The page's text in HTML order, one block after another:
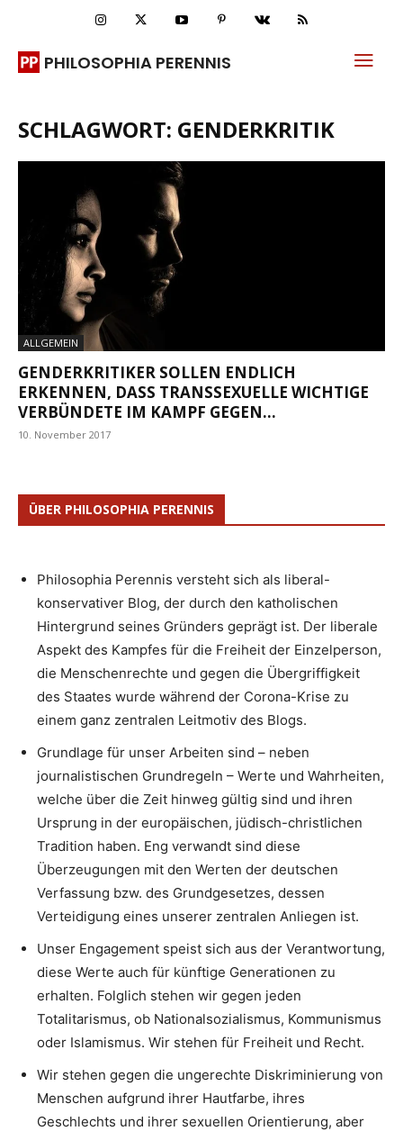
PHILOSOPHIA PERENNIS
SCHLAGWORT: GENDERKRITIK
ALLGEMEIN
GENDERKRITIKER SOLLEN ENDLICH
ERKENNEN, DASS TRANSSEXUELLE WICHTIGE
VERBÜNDETE IM KAMPF GEGEN...
10. November 2017
ÜBER PHILOSOPHIA PERENNIS
Philosophia Perennis versteht sich als liberal-
konservativer Blog, der durch den katholischen
Hintergrund seines Gründers geprägt ist. Der liberale
Aspekt des Kampfes für die Freiheit der Einzelperson,
die Menschenrechte und gegen die Übergriffigkeit
des Staates wurde während der Corona-Krise zu
einem ganz zentralen Leitmotiv des Blogs.
Grundlage für unser Arbeiten sind – neben
journalistischen Grundregeln – Werte und Wahrheiten,
welche über die Zeit hinweg gültig sind und ihren
Ursprung in der europäischen, jüdisch-christlichen
Tradition haben. Eng verwandt sind diese
Überzeugungen mit den Werten der deutschen
Verfassung bzw. des Grundgesetzes, dessen
Verteidigung eines unserer zentralen Anliegen ist.
Unser Engagement speist sich aus der Verantwortung,
diese Werte auch für künftige Generationen zu
erhalten. Folglich stehen wir gegen jeden
Totalitarismus, ob Nationalsozialismus, Kommunismus
oder Islamismus. Wir stehen für Freiheit und Recht.
Wir stehen gegen die ungerechte Diskriminierung von
Menschen aufgrund ihrer Hautfarbe, ihres
Geschlechts und ihrer sexuellen Orientierung, aber